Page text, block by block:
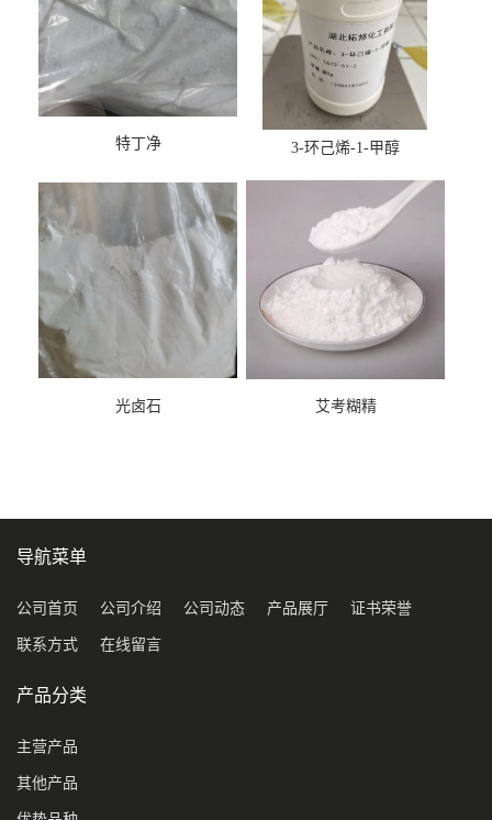
特丁净 3-环己烯-1-甲醇
光卤石 艾考糊精
导航菜单
公司首页 公司介绍 公司动态 产品展厅 证书荣誉
联系方式 在线留言
产品分类
主营产品
其他产品